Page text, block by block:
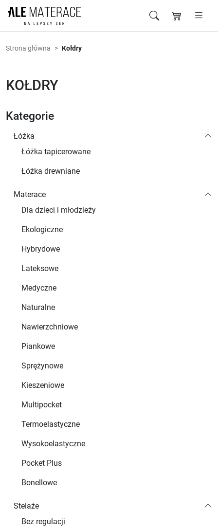
Przejdź do zawartości
Strona główna Kołdry
KOŁDRY
Kategorie
Łóżka
Łóżka tapicerowane
Łóżka drewniane
Materace
Dla dzieci i młodzieży
Ekologiczne
Hybrydowe
Lateksowe
Medyczne
Naturalne
Nawierzchniowe
Piankowe
Sprężynowe
Kieszeniowe
Multipocket
Termoelastyczne
Wysokoelastyczne
Pocket Plus
Bonellowe
Stelaże
Bez regulacji